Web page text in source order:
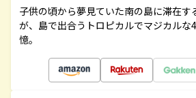
子供の頃から夢見ていた南の島に滞在す
が、島で出合うトロピカルでマジカルな
憶。